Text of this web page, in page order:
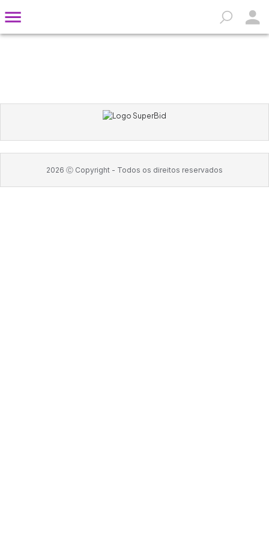
2026 Ⓒ Copyright - Todos os direitos reservados